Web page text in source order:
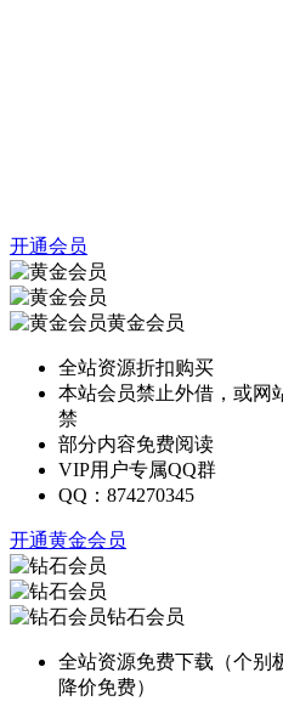
开通会员
黄金会员
全站资源折扣购买
本站会员禁止外借，或网
禁
部分内容免费阅读
VIP用户专属QQ群
QQ：874270345
开通黄金会员
钻石会员
全站资源免费下载（个别
降价免费）